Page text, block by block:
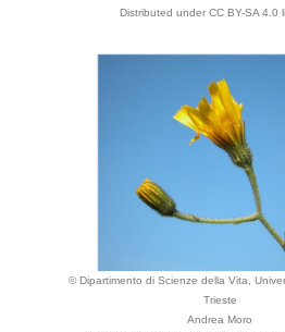
Distributed under CC BY-SA 4.0
© Dipartimento di Scienze della Vita,
Trieste
Andrea Moro